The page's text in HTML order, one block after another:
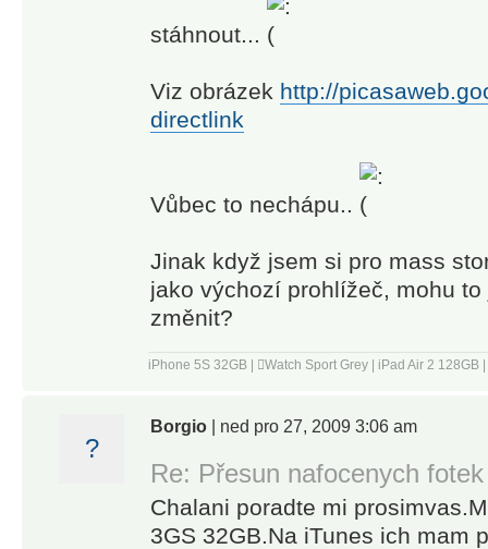
stáhnout...
Viz obrázek http://
directlink
Vůbec to nechápu..
Jinak když jsem si pro mass
jako výchozí prohlížeč, mohu
změnit?
iPhone 5S 32GB | Watch Sport Grey | iPad Air 2
?
Borgio | ned pro 27, 2009 3:06 am
Re: Přesun nafocenych
Chalani poradte mi
3GS 32GB.Na iTunes ich mam